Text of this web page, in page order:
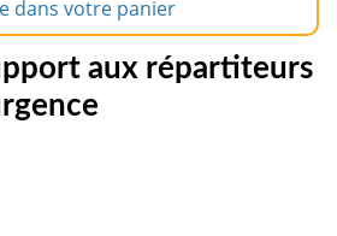
dans votre panier
aux répartiteurs